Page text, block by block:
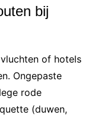
bij
of hotels
Ongepaste
rode
(duwen,